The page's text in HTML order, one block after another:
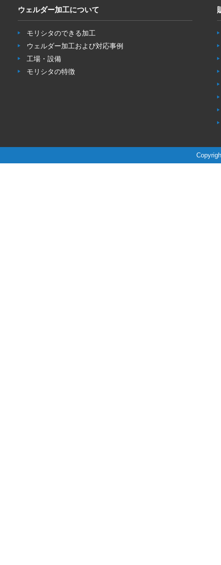
ウェルダー加工について
モリシタのできる加工
ウェルダー加工および対応事例
工場・設備
モリシタの特徴